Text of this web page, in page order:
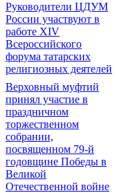
Руководители ЦДУМ
России участвуют в
работе XIV
Всероссийского
форума татарских
религиозных деятелей
Верховный муфтий
принял участие в
праздничном
торжественном
собрании,
посвященном 79-й
годовщине Победы в
Великой
Отечественной войне